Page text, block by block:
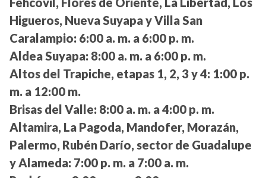
Higueros, Nueva Suyapa y Villa San
Caralampio: 6:00 a. m. a 6:00 p. m.
Aldea Suyapa: 8:00 a. m. a 6:00 p. m.
Altos del Trapiche, etapas 1, 2, 3 y 4: 1:00 p.
m. a 12:00 m.
Brisas del Valle: 8:00 a. m. a 4:00 p. m.
Altamira, La Pagoda, Mandofer, Morazán,
Palermo, Rubén Darío, sector de Guadalupe
y Alameda: 7:00 p. m. a 7:00 a. m.